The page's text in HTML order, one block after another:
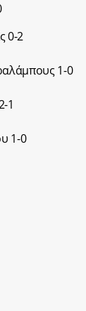
0-2
1-0
1
1-0